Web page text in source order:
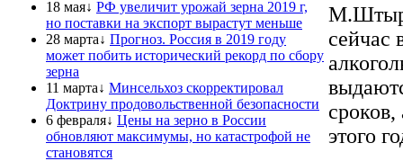
18 мая↓ РФ увеличит урожай зерна 2019 г,
но поставки на экспорт вырастут меньше
28 марта↓ Прогноз. Россия в 2019 году
может побить исторический рекорд по сбору
зерна
11 марта↓ Минсельхоз скорректировал
Доктрину продовольственной безопасности
6 февраля↓ Цены на зерно в России
обновляют максимумы, но катастрофой не
становятся
сейчас
этого